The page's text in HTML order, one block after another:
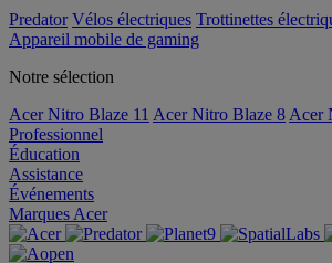
Predator Vélos électriques Trottinettes
Appareil mobile de gaming
Notre sélection
Acer Nitro Blaze 11 Acer Nitro Blaze 8 Acer
Professionnel
Éducation
Assistance
Événements
Marques Acer